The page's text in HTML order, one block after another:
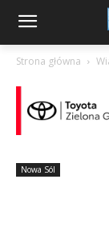
Strona główna
Nowa Sól